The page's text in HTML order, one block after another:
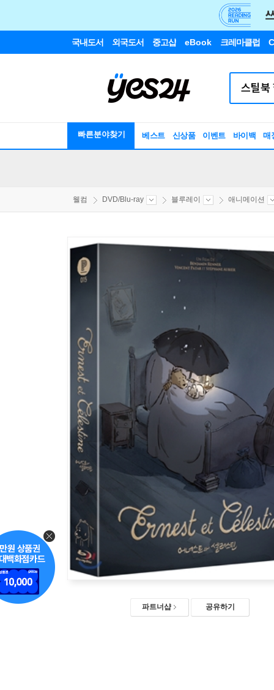
국내도서 외국도서 중고샵 eBook 크레마클럽
빠른분야찾기 베스트 신상품 이벤트 바이백 매
웰컴 DVD/Blu-ray 블루레이 애니메이션
파트너샵 공유하기